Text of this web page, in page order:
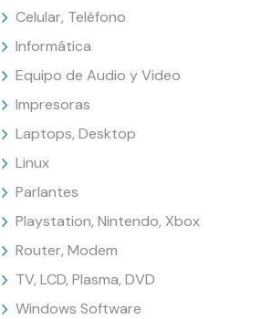
Celular, Teléfono
Informática
Equipo de Audio y Video
Impresoras
Laptops, Desktop
Linux
Parlantes
Playstation, Nintendo, Xbox
Router, Modem
TV, LCD, Plasma, DVD
Windows Software